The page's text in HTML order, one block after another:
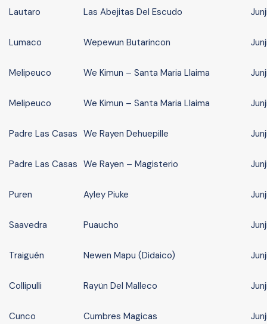
Lautaro Las Abejitas Del Escudo
Lumaco Wepewun Butarincon
Melipeuco We Kimun – Santa Maria Llaima
Melipeuco We Kimun – Santa Maria Llaima
Padre Las Casas We Rayen Dehuepille
Padre Las Casas We Rayen – Magisterio
Puren Ayley Piuke
Saavedra Puaucho
Traiguén Newen Mapu (Didaico)
Collipulli Rayün Del Malleco
Cunco Cumbres Magicas